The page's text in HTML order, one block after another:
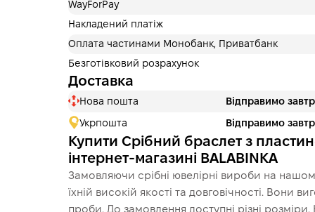
WayForPay
Накладений платіж
Оплата частинами Монобанк, Приватбанк
Безготівковий розрахунок
Доставка
Нова пошта Відправимо
Укрпошта Відправимо
Купити Срібний браслет з
інтернет-магазині BALABINKA
Замовляючи срібні ювелірні вироби на
їхній високій якості та довговічності. Вони